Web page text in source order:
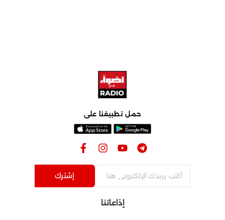
حمل تطبيقنا على
T
e
l
e
o
u
t
u
b
I
n
t
a
g
F
a
e إشترك